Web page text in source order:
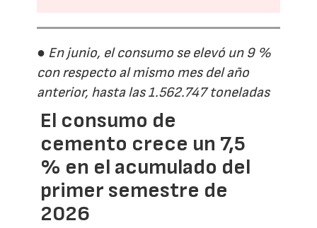
● En junio, el consumo se elevó un 9 %
con respecto al mismo mes del año
anterior, hasta las 1.562.747 toneladas
El consumo de
cemento crece un 7,5
% en el acumulado del
primer semestre de
2026